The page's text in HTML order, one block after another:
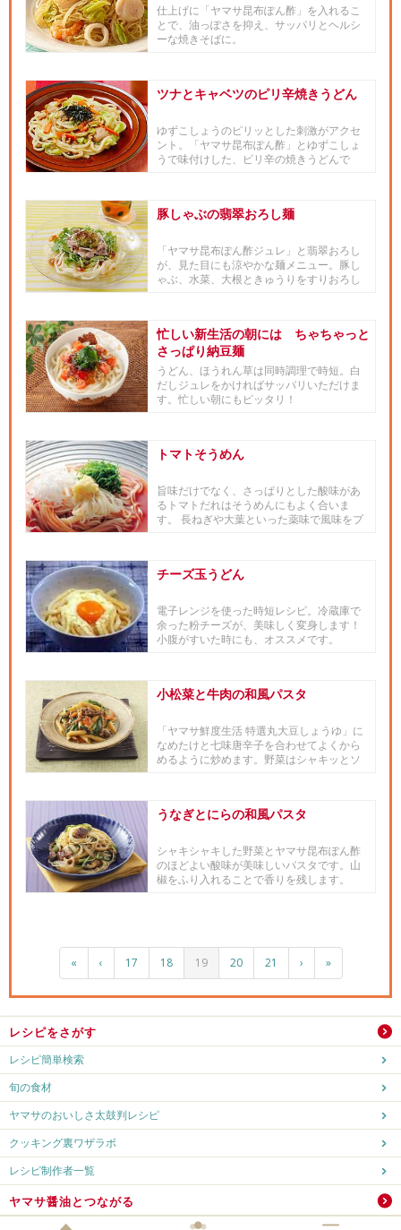
仕上げに「ヤマサ昆布ぽん酢」を入れるこ
とで、油っぽさを抑え、サッパリとヘルシ
ーな焼きそばに。
ツナとキャベツのピリ辛焼きうどん
ゆずこしょうのピリッとした刺激がアクセ
ント。「ヤマサ昆布ぽん酢」とゆずこしょ
うで味付けした、ピリ辛の焼きうどんで
豚しゃぶの翡翠おろし麺
「ヤマサ昆布ぽん酢ジュレ」と翡翠おろし
が、見た目にも涼やかな麺メニュー。豚し
ゃぶ、水菜、大根ときゅうりをすりおろし
忙しい新生活の朝には ちゃちゃっと
さっぱり納豆麺
うどん、ほうれん草は同時調理で時短。白
だしジュレをかければサッパリいただけま
す。忙しい朝にもピッタリ！
トマトそうめん
旨味だけでなく、さっぱりとした酸味があ
るトマトだれはそうめんにもよく合いま
す。 長ねぎや大葉といった薬味で風味をプ
チーズ玉うどん
電子レンジを使った時短レシピ。冷蔵庫で
余った粉チーズが、美味しく変身します！
小腹がすいた時にも、オススメです。
小松菜と牛肉の和風パスタ
「ヤマサ鮮度生活 特選丸大豆しょうゆ」に
なめたけと七味唐辛子を合わせてよくから
めるように炒めます。野菜はシャキッとソ
うなぎとにらの和風パスタ
シャキシャキした野菜とヤマサ昆布ぽん酢
のほどよい酸味が美味しいパスタです。山
椒をふり入れることで香りを残します。
« ‹ 17 18 19 20 21 › »
レシピをさがす
レシピ簡単検索
旬の食材
ヤマサのおいしさ太鼓判レシピ
クッキング裏ワザラボ
レシピ制作者一覧
ヤマサ醤油とつながる